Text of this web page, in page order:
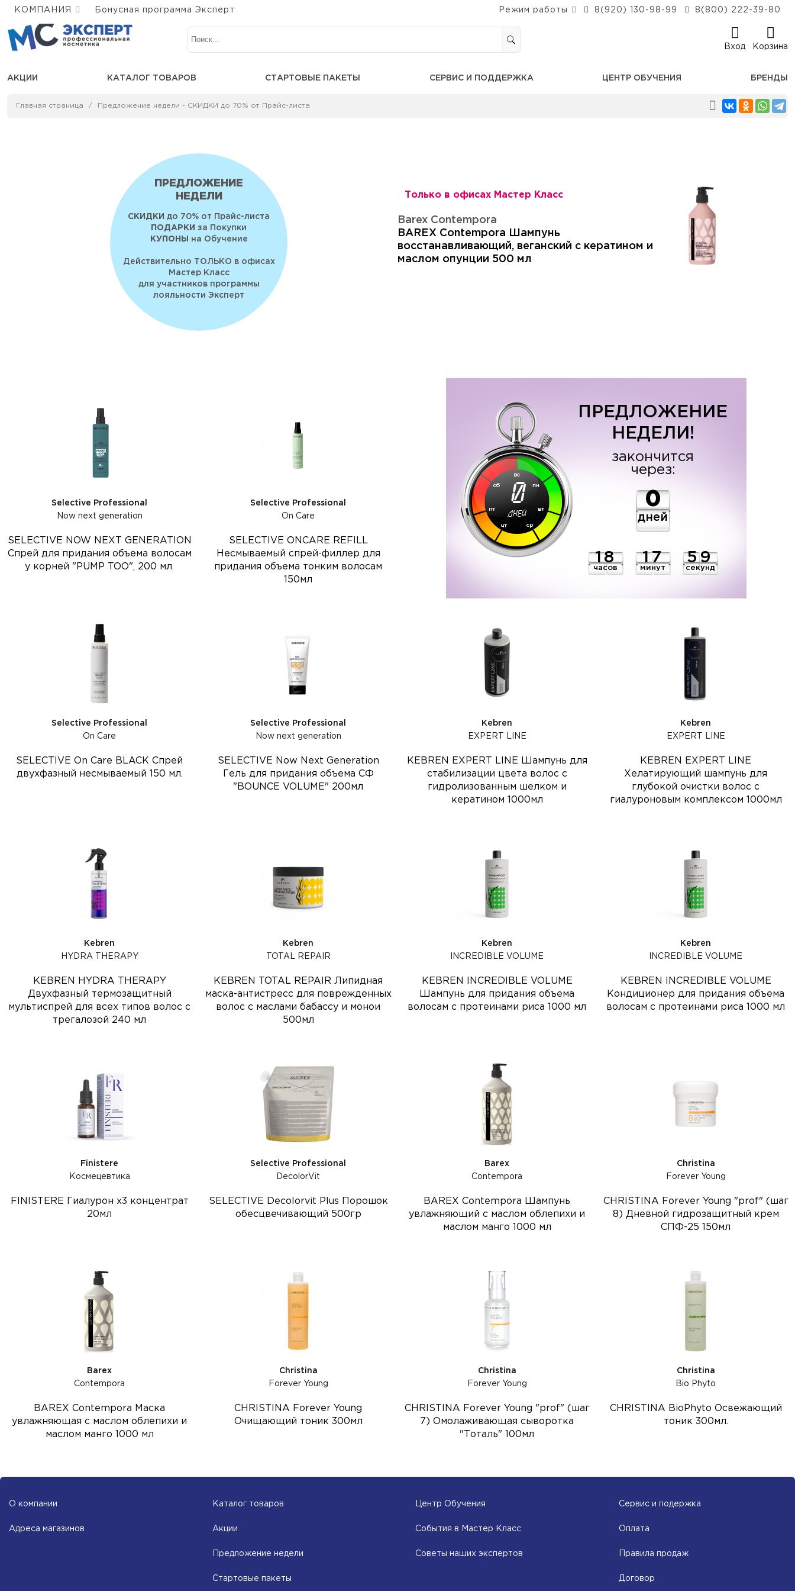
КОМПАНИЯ Бонусная программа Эксперт Режим работы 8(920) 130-98-99 8(800) 222-39-80
Вход Корзина
АКЦИИ КАТАЛОГ ТОВАРОВ СТАРТОВЫЕ ПАКЕТЫ СЕРВИС И ПОДДЕРЖКА ЦЕНТР ОБУЧЕНИЯ БРЕНДЫ
Главная страница Предложение недели - СКИДКИ до 70% от Прайс-листа
ПРЕДЛОЖЕНИЕ
НЕДЕЛИ
СКИДКИ до 70% от Прайс-листа
ПОДАРКИ за Покупки
КУПОНЫ
на Обучение
Действительно ТОЛЬКО в офисах
Мастер Класс
для участников программы
лояльности Эксперт
Только в офисах Мастер Класс
Barex Contempora
BAREX Contempora Шампунь
восстанавливающий, веганский с кератином и
маслом опунции 500 мл
Selective Professional
Now next generation
SELECTIVE NOW NEXT GENERATION
Спрей для придания объема волосам
у корней "PUMP TOO", 200 мл.
Selective Professional
On Care
SELECTIVE ONCARE REFILL
Несмываемый спрей-филлер для
придания объема тонким волосам
150мл
0
дней
ПРЕДЛОЖЕНИЕ
НЕДЕЛИ!
закончится
через:
0
дней
18
часов
17
минут
59
секунд
Selective Professional
On Care
SELECTIVE On Care BLACK Спрей
двухфазный несмываемый 150 мл.
Selective Professional
Now next generation
SELECTIVE Now Next Generation
Гель для придания объема СФ
"BOUNCE VOLUME" 200мл
Kebren
EXPERT LINE
KEBREN EXPERT LINE Шампунь для
стабилизации цвета волос c
гидролизованным шелком и
кератином 1000мл
Kebren
EXPERT LINE
KEBREN EXPERT LINE
Хелатирующий шампунь для
глубокой очистки волос с
гиалуроновым комплексом 1000мл
Kebren
HYDRA THERAPY
KEBREN HYDRA THERAPY
Двухфазный термозащитный
мультиспрей для всех типов волос с
трегалозой 240 мл
Kebren
TOTAL REPAIR
KEBREN TOTAL REPAIR Липидная
маска-антистресс для поврежденных
волос с маслами бабассу и монои
500мл
Kebren
INCREDIBLE VOLUME
KEBREN INCREDIBLE VOLUME
Шампунь для придания объема
волосам с протеинами риса 1000 мл
Kebren
INCREDIBLE VOLUME
KEBREN INCREDIBLE VOLUME
Кондиционер для придания объема
волосам с протеинами риса 1000 мл
Finisterе
Космецевтика
FINISTERE Гиалурон х3 концентрат
20мл
Selective Professional
DecolorVit
SELECTIVE Decolorvit Plus Порошок
обесцвечивающий 500гр
Barex
Contempora
BAREX Contempora Шампунь
увлажняющий с маслом облепихи и
маслом манго 1000 мл
Christina
Forever Young
CHRISTINA Forever Young "prof" (шаг
8) Дневной гидрозащитный крем
СПФ-25 150мл
Barex
Contempora
BAREX Contempora Маска
увлажняющая с маслом облепихи и
маслом манго 1000 мл
Christina
Forever Young
CHRISTINA Forever Young
Очищающий тоник 300мл
Christina
Forever Young
CHRISTINA Forever Young "prof" (шаг
7) Омолаживающая сыворотка
"Тоталь" 100мл
Christina
Bio Phyto
CHRISTINA BioPhyto Освежающий
тоник 300мл.
О компании
Адреса магазинов
Каталог товаров
Акции
Предложение недели
Стартовые пакеты
Центр Обучения
События в Мастер Класс
Советы наших экспертов
Сервис и подержка
Оплата
Правила продаж
Договор